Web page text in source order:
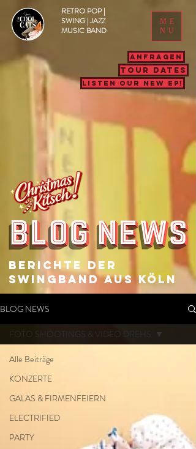
ME
NU
RETRO POP |
SWING | JAZZ
MUSIC BAND
ANFRAGEN
TOUR DATES
LISTEN OUR NEW EP!
Berichte Der
SWingband aus Köln
BLOG NEWS
Alle Beiträge
KONZERTE
GALAS & FIRMENFEIERN
ELECTRIFIED
PARTY
FOTO SHOOTINGS & VIDEO DREHS